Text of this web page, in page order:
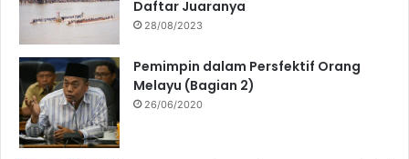
Daftar Juaranya
28/08/2023
Pemimpin dalam Persfektif Orang
Melayu (Bagian 2)
26/06/2020